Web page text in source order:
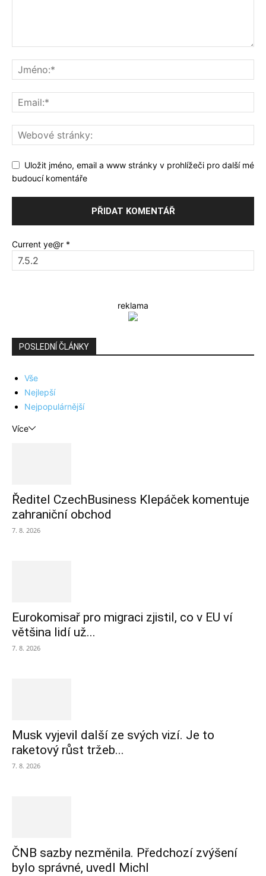
Uložit jméno, email a www stránky v prohlížeči pro další mé
budoucí komentáře
Current ye@r *
reklama
POSLEDNÍ ČLÁNKY
Vše
Nejlepší
Nejpopulárnější
Více
Ředitel CzechBusiness Klepáček komentuje
zahraniční obchod
7. 8. 2026
Eurokomisař pro migraci zjistil, co v EU ví
většina lidí už...
7. 8. 2026
Musk vyjevil další ze svých vizí. Je to
raketový růst tržeb...
7. 8. 2026
ČNB sazby nezměnila. Předchozí zvýšení
bylo správné, uvedl Michl